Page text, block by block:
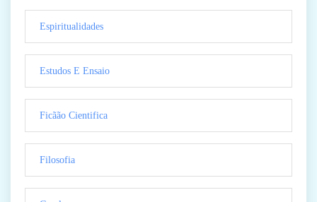
Espiritualidades
Estudos E Ensaio
Ficãão Cientifica
Filosofia